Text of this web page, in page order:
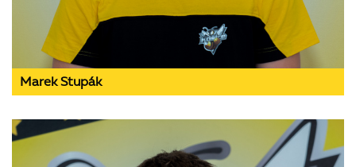
Marek Stupák